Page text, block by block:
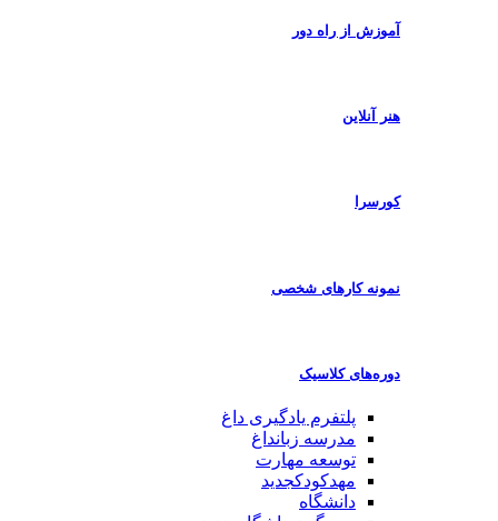
آموزش از راه دور
هنر آنلاین
کورسرا
نمونه کارهای شخصی
دوره‌های کلاسیک
پلتفرم یادگیریداغ
مدرسه زبانداغ
توسعه مهارت
مهدکودکجدید
دانشگاه